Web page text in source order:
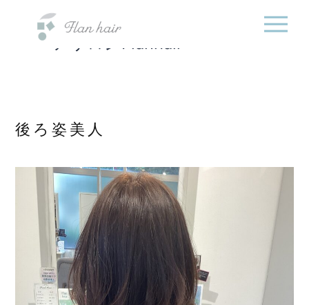
院・半個室オーガニック
ヘアサロンFlanhair
後ろ姿美人